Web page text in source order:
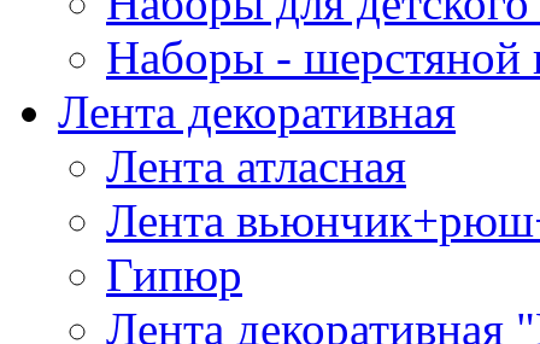
Наборы - шерстяной
Лента декоративная
Лента атласная
Лента
Гипюр
Лента декоративная